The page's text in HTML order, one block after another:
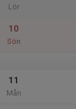
Lör
10
Sön
11
Mån